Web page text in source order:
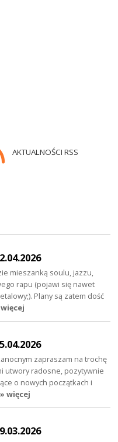
AKTUALNOŚCI RSS
mieszanką soulu, jazzu,
rapu (pojawi się nawet
Plany są zatem dość
zapraszam na trochę
utwory radosne, pozytywnie
o nowych początkach i
» więcej